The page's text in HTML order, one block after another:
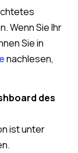
Wenn Sie Ihr
Sie in
nachlesen,
des
ist unter